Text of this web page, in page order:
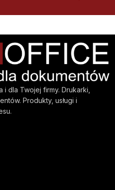
dla Twojej firmy. Drukarki,
Produkty, usługi i